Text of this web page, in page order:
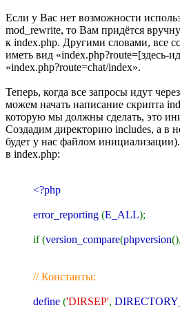
Если у Вас нет возможности
mod_rewrite, то Вам придётся
к index.php. Другими словами, все
иметь вид «index.php?route=[здесь-
«index.php?route=chat/index».
Теперь, когда все запросы идут
можем начать написание скрипта
которую мы должны сделать, это
Создадим директорию includes, а в
будет у нас файлом
в index.php:
<?php
error_reporting (E_ALL);
if (version_compare(phpversion(),
// Константы:
define ('DIRSEP',